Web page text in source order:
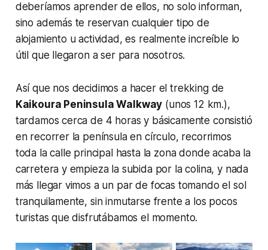
deberíamos aprender de ellos, no solo informan,
sino además te reservan cualquier tipo de
alojamiento u actividad, es realmente increíble lo
útil que llegaron a ser para nosotros.
Así que nos decidimos a hacer el trekking de
Kaikoura Peninsula Walkway (unos 12 km.),
tardamos cerca de 4 horas y básicamente consistió
en recorrer la península en círculo, recorrimos
toda la calle principal hasta la zona donde acaba la
carretera y empieza la subida por la colina, y nada
más llegar vimos a un par de focas tomando el sol
tranquilamente, sin inmutarse frente a los pocos
turistas que disfrutábamos el momento.